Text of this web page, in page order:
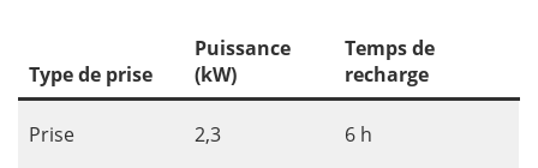
Type de prise
Puissance
(kW)
Temps de
recharge
Prise
2,3 6 h